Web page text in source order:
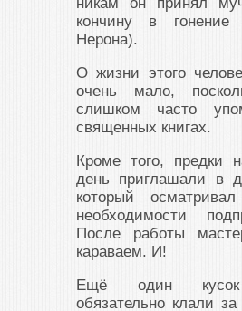
кон­чи­ну в го­не­ние
Неро­на).
О жизни этого
очень мало,
слишком часто
священных книгах.
Кроме того, предки
день приглашали в
который
необходимости
После работы
караваем. И!
Ещё один кусок
обязательно клали